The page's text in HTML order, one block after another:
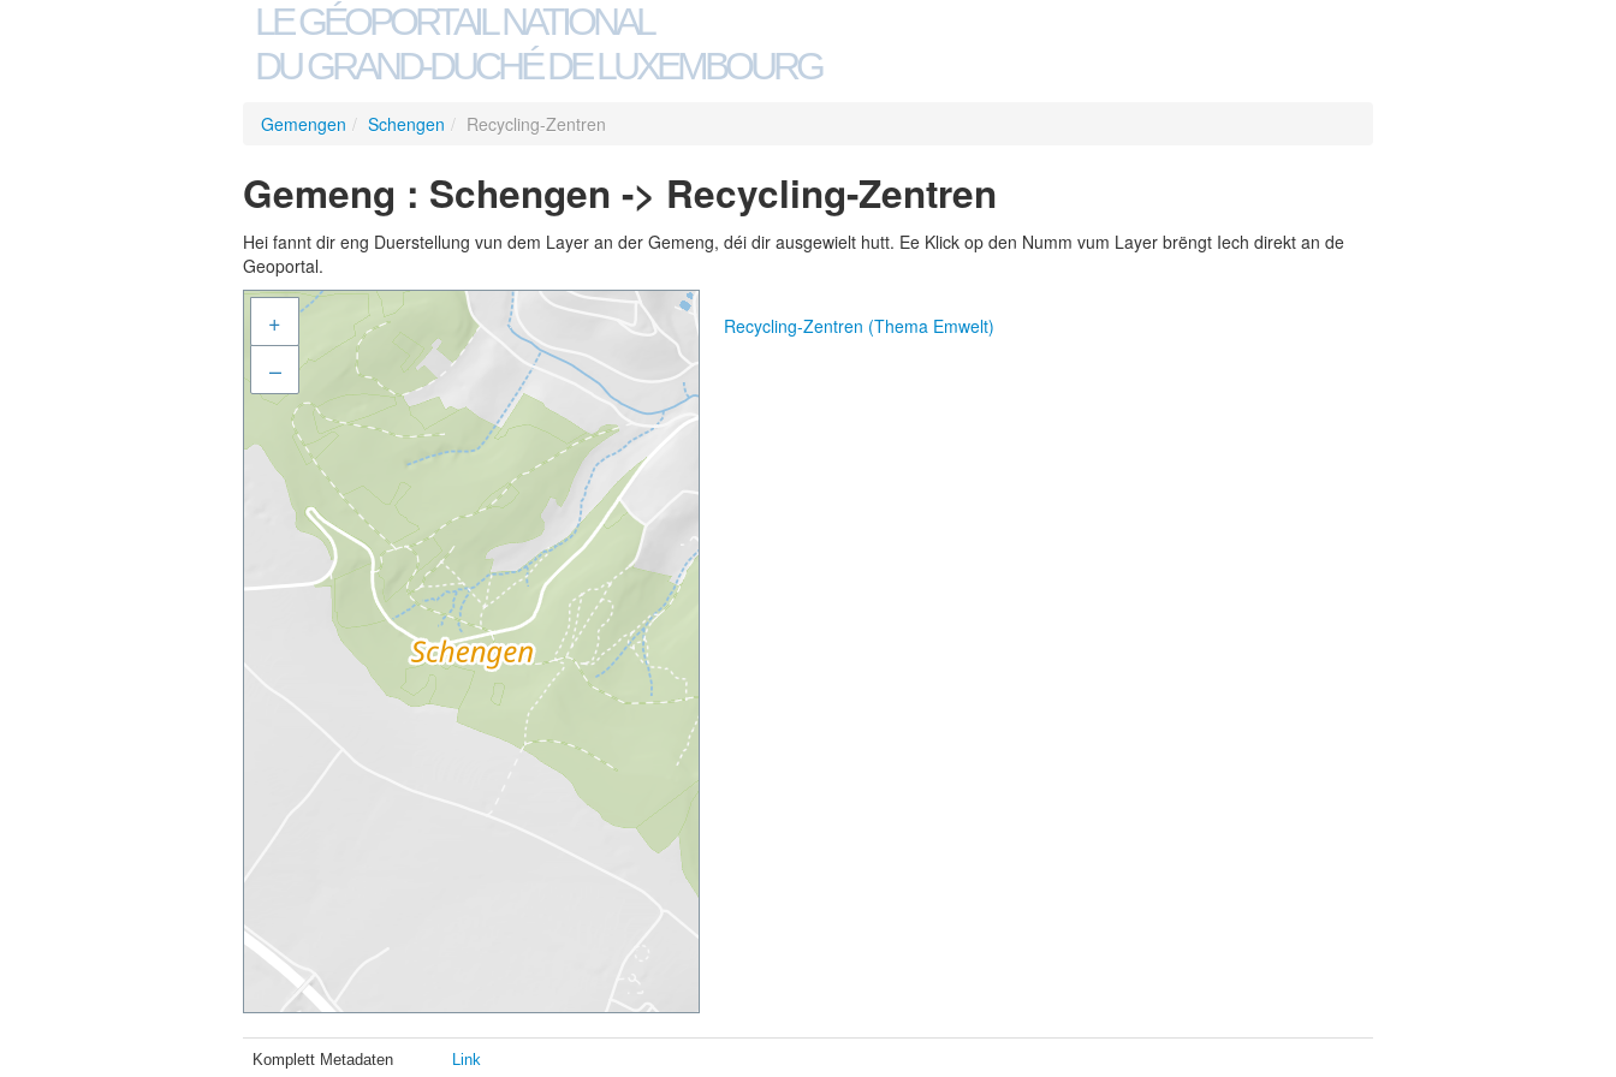
LE GÉOPORTAIL NATIONAL
DU GRAND-DUCHÉ DE LUXEMBOURG
Gemengen / Schengen / Recycling-Zentren
Gemeng : Schengen -> Recycling-Zentren
Hei fannt dir eng Duerstellung vun dem Layer an der Gemeng, déi dir ausgewielt hutt. Ee Klick op den Numm vum Layer brëngt Iech direkt an de
Geoportal.
+
–
Recycling-Zentren (Thema Emwelt)
Komplett Metadaten Link